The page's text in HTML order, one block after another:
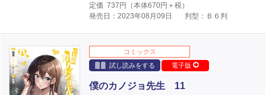
定価 737 円（本体670円＋税）
発売日：2023年08月09日
判型：Ｂ６判
コミックス
試し読みをする
電子版
僕のカノジョ先生 11